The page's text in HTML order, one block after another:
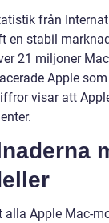
från
en stabil
21 miljoner
Apple
visar att
alla Apple Mac-